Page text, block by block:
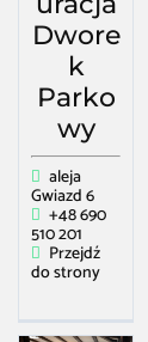
Dwore
k
Parko
wy
aleja
Gwiazd 6
+48 690
510 201
Przejdź
do strony